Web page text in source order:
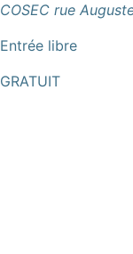
COSEC rue
Entrée libre
GRATUIT